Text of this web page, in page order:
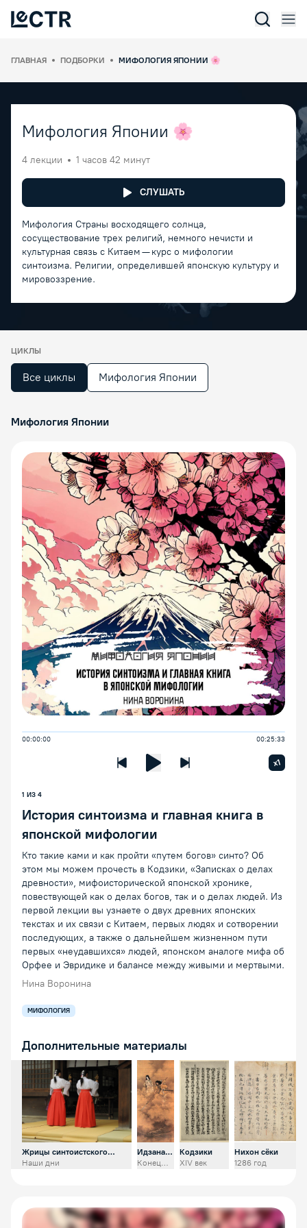
ГЛАВНАЯ ПОДБОРКИ МИФОЛОГИЯ ЯПОНИИ 🌸
Мифология Японии 🌸
4 лекции 1 часов 42 минут
СЛУШАТЬ
Мифология Страны восходящего солнца,
сосуществование трех религий, немного нечисти и
культурная связь с Китаем — курс о мифологии
синтоизма. Религии, определившей японскую культуру и
мировоззрение.
ЦИКЛЫ
Все циклы Мифология Японии
Мифология Японии
00:00:00 00:25:33
Предыдущая лекцияСледующая лекция
x1
1 ИЗ 4
История синтоизма и главная книга в
японской мифологии
Кто такие ками и как пройти «путем богов» синто? Об
этом мы можем прочесть в Кодзики, «Записках о делах
древности», мифоисторической японской хронике,
повествующей как о делах богов, так и о делах людей. Из
первой лекции вы узнаете о двух древних японских
текстах и их связи с Китаем, первых людях и сотворении
последующих, а также о дальнейшем жизненном пути
первых «неудавшихся» людей, японском аналоге мифа об
Орфее и Эвридике и балансе между живыми и мертвыми.
Нина Воронина
МИФОЛОГИЯ
Дополнительные материалы
Открыть предпросмотр изображения
Жрицы синтоистского
храма
Наши дни
Открыть предпросмотр
Идзанами
и
Идзанаги
Конец
Открыть предпросмотр
Кодзики
XIV век
Открыть
Нихон сёки
1286 год